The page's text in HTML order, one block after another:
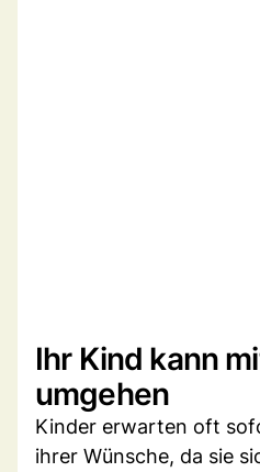
Ihr Kind kann
umgehen
Kinder erwarten oft
ihrer Wünsche, da sie